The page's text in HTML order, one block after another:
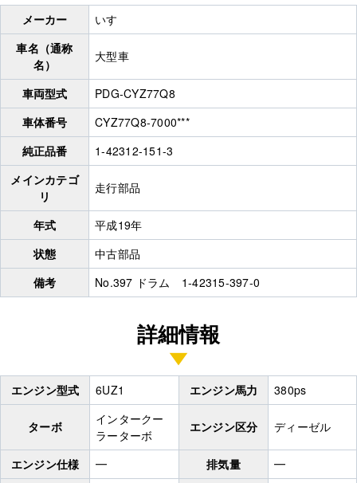
メーカー
いすゞ
車名（通称
名）
大型車
車両型式
PDG-CYZ77Q8
車体番号
CYZ77Q8-7000***
純正品番
1-42312-151-3
メインカテゴ
リ
走行部品
年式
平成19年
状態
中古部品
備考
No.397 ドラム 1-42315-397-0
詳細情報
エンジン型式 6UZ1 エンジン馬力 380ps
ターボ
インタークー
ラーターボ
エンジン区分 ディーゼル
エンジン仕様 ━ 排気量 ━